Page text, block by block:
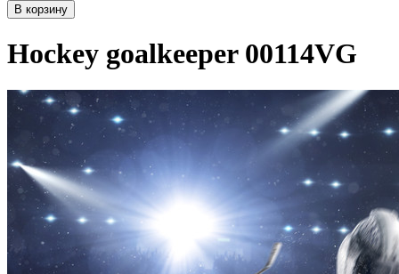
В корзину
Hockey goalkeeper 00114VG